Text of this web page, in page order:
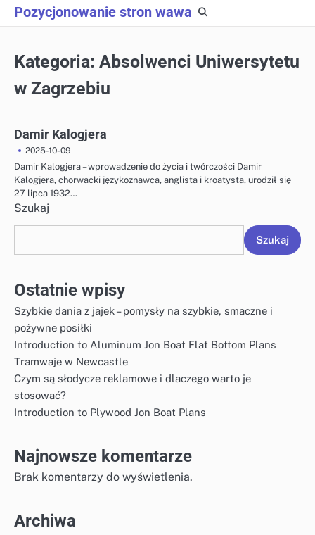
Skip
to
Pozycjonowanie stron wawa
Kategoria: Absolwenci Uniwersytetu
w Zagrzebiu
Damir Kalogjera
2025-10-09
Damir Kalogjera – wprowadzenie do życia i twórczości Damir
Kalogjera, chorwacki językoznawca, anglista i kroatysta, urodził się
27 lipca 1932…
Szukaj
Szukaj
Ostatnie wpisy
Szybkie dania z jajek – pomysły na szybkie, smaczne i
pożywne posiłki
Introduction to Aluminum Jon Boat Flat Bottom Plans
Tramwaje w Newcastle
Czym są słodycze reklamowe i dlaczego warto je
stosować?
Introduction to Plywood Jon Boat Plans
Najnowsze komentarze
Brak komentarzy do wyświetlenia.
Archiwa